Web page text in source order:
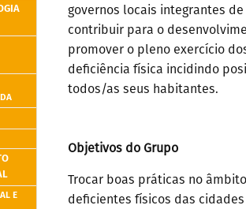
E
governos locais integrantes
contribuir para o
promover o pleno exercício
deficiência física incidindo
todos/as seus habitantes.
Objetivos do Grupo
Trocar boas práticas no
deficientes físicos das